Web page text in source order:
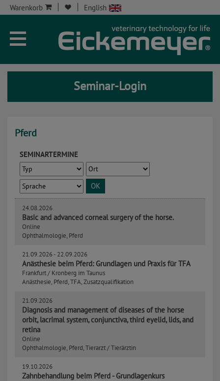
Warenkorb English
Seminar-Login
Pferd
SEMINARTERMINE
OK
24.08.2026
Basic and advanced corneal surgery of the horse.
Online
Ophthalmologie, Pferd
21.09.2026 - 22.09.2026
Anästhesie beim Pferd: Grundlagen und Praxis für TFA
Frankfurt / Kronberg im Taunus
Anästhesie, Pferd, TFA, Zusatzqualifikation
21.09.2026
Diagnosis and management of diseases of the horse
orbit, lacrimal system, conjunctiva, third eyelid, lids, and
retina
Online
Ophthalmologie, Pferd, Tierarzt / Tierärztin
19.10.2026
Zahnbehandlung beim Pferd - Grundlagenkurs
Unternehmen
Aktuelles